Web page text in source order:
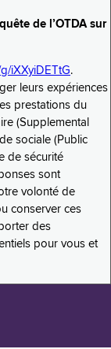
de l’OTDA sur
iXXyiDETtG.
leurs expériences
prestations du
(Supplemental
sociale (Public
de sécurité
sont
volonté de
conserver ces
des
pour vous et